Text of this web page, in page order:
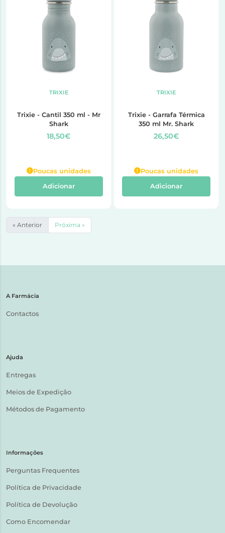
TRIXIE
Trixie - Cantil 350 ml - Mr
Shark
18,50€
Poucas unidades
Adicionar
TRIXIE
Trixie - Garrafa Térmica
350 ml Mr. Shark
26,50€
Poucas unidades
Adicionar
« Anterior Próxima »
A Farmácia
Contactos
Ajuda
Entregas
Meios de Expedição
Métodos de Pagamento
Informações
Perguntas Frequentes
Política de Privacidade
Política de Devolução
Como Encomendar